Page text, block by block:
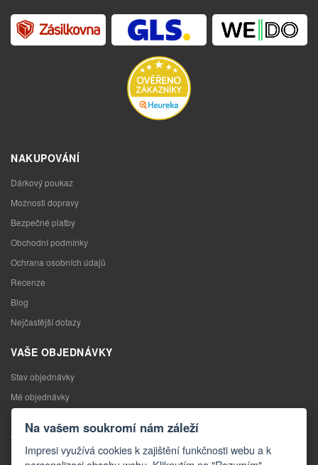
NAKUPOVÁNÍ
Dárkový poukaz
Možnosti dopravy
Bezpečné platby
Obchodní podmínky
Ochrana osobních údajů
Recenze
Blog
Nejčastější dotazy
VAŠE OBJEDNÁVKY
Stav objednávky
Mé objednávky
Výměna zboží
Odstoupení od kupní smlouvy
Reklamace
Na vašem soukromí nám záleží
Impresi využívá cookies k zajištění funkčnosti webu a k